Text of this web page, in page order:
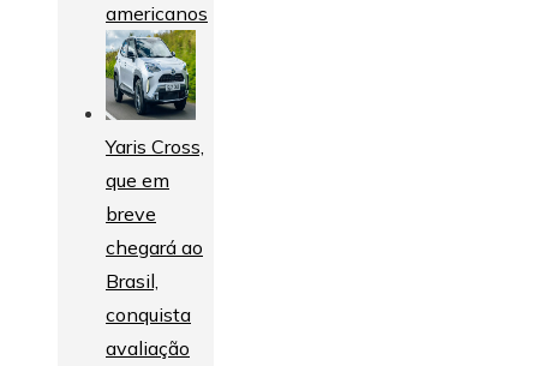
americanos
Yaris Cross,
que em
breve
chegará ao
Brasil,
conquista
avaliação